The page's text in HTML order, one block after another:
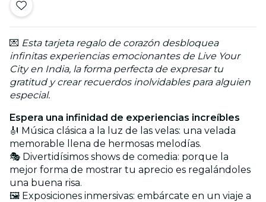
💌 Esta tarjeta regalo de corazón desbloquea
infinitas experiencias emocionantes de Live Your
City en India, la forma perfecta de expresar tu
gratitud y crear recuerdos inolvidables para alguien
especial.
Espera una infinidad de experiencias increíbles
🎻 Música clásica a la luz de las velas: una velada
memorable llena de hermosas melodías.
🎭 Divertidísimos shows de comedia: porque la
mejor forma de mostrar tu aprecio es regalándoles
una buena risa.
🖼️ Exposiciones inmersivas: embárcate en un viaje a